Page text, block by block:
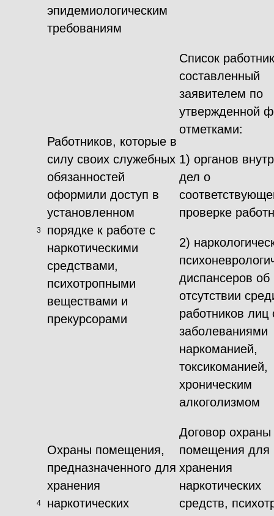
эпидемиологическим
требованиям
3
Работников, которые в
силу своих служебных
обязанностей
оформили доступ в
установленном
порядке к работе с
наркотическими
средствами,
психотропными
веществами и
прекурсорами
Список
составленный
заявителем по
утвержденной
отметками:
1) органов
дел о
проверке
2)
диспансеров об
отсутствии
работников лиц
заболеваниями
наркоманией,
токсикоманией,
хроническим
алкоголизмом
4
Охраны помещения,
предназначенного для
хранения
наркотических
Договор охраны
помещения для
хранения
наркотических
средств,